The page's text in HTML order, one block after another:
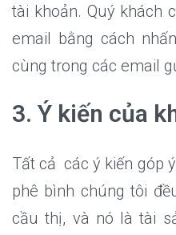
tài khoản. Quý khách
email bằng cách
cùng trong các email
3. Ý kiến của
Tất cả các ý kiến góp
phê bình chúng tôi
cầu thị, và nó là tài